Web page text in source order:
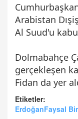
Arabistan
Al Suud'u
Dolmabahçe
gerçekleşen
Fidan da yer
Etiketler:
ErdoğanFaysal